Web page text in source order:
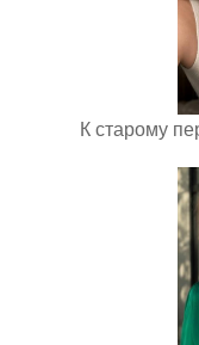
К старому